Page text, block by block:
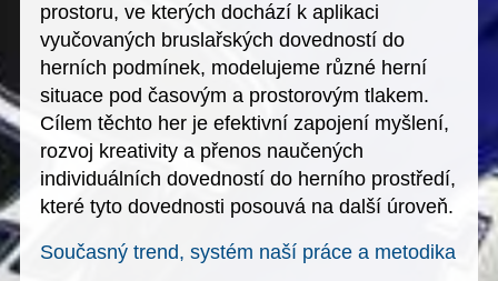
prostoru, ve kterých dochází k aplikaci
vyučovaných bruslařských dovedností do
herních podmínek, modelujeme různé herní
situace pod časovým a prostorovým tlakem.
Cílem těchto her je efektivní zapojení myšlení,
rozvoj kreativity a přenos naučených
individuálních dovedností do herního prostředí,
které tyto dovednosti posouvá na další úroveň.
Současný trend, systém naší práce a metodika